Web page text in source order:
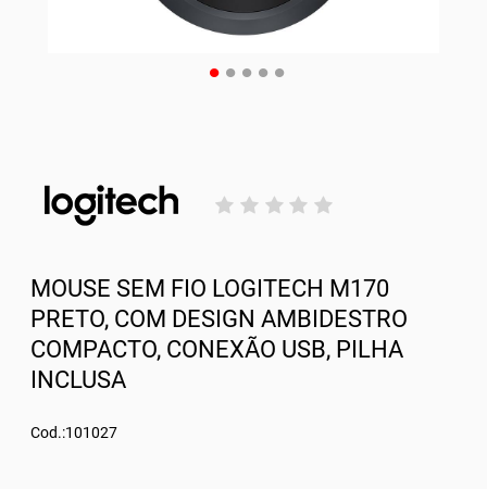
MOUSE SEM FIO LOGITECH M170
PRETO, COM DESIGN AMBIDESTRO
COMPACTO, CONEXÃO USB, PILHA
INCLUSA
Cod.:101027